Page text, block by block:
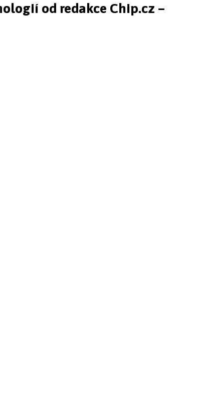
od redakce Chip.cz –